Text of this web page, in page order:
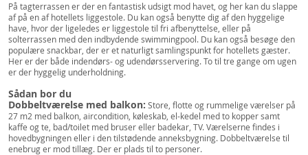
På tagterrassen er der en fantastisk udsigt mod havet, og her kan du slappe
af på en af hotellets liggestole. Du kan også benytte dig af den hyggelige
have, hvor der ligeledes er liggestole til fri afbenyttelse, eller på
solterrassen med den indbydende swimmingpool. Du kan også besøge den
populære snackbar, der er et naturligt samlingspunkt for hotellets gæster.
Her er der både indendørs- og udendørsservering. To til tre gange om ugen
er der hyggelig underholdning.
Sådan bor du
Dobbeltværelse med balkon: Store, flotte og rummelige værelser på
27 m2 med balkon, aircondition, køleskab, el-kedel med to kopper samt
kaffe og te, bad/toilet med bruser eller badekar, TV. Værelserne findes i
hovedbygningen eller i den tilstødende anneksbygning. Dobbeltværelse til
enebrug er mod tillæg. Der er plads til to personer.